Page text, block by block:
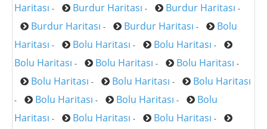
Haritası - Burdur Haritası - Burdur Haritası -
Burdur Haritası - Burdur Haritası -
Bolu
Haritası - Bolu Haritası - Bolu Haritası -
Bolu Haritası - Bolu Haritası - Bolu Haritası -
Bolu Haritası - Bolu Haritası - Bolu Haritası
- Bolu Haritası - Bolu Haritası -
Bolu
Haritası - Bolu Haritası - Bolu Haritası -